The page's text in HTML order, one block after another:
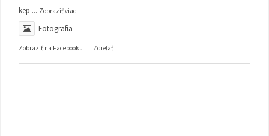
kep ... Zobraziť viac
Fotografia
Zobraziť na Facebooku · Zdieľať